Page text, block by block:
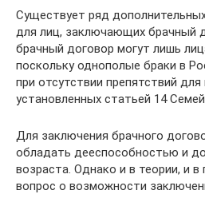
Существует ряд
для лиц, заключающих брачный
брачный договор могут лишь
поскольку однополые браки в
при отсутствии препятствий для
установленных статьей 14
Для заключения брачного
обладать дееспособностью и
возраста. Однако и в теории, и в
вопрос о возможности